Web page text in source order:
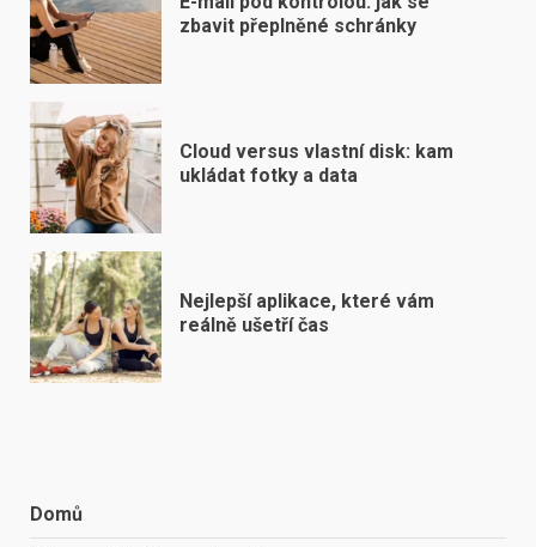
zbavit přeplněné schránky
Cloud versus vlastní disk: kam
ukládat fotky a data
Nejlepší aplikace, které vám
reálně ušetří čas
Domů